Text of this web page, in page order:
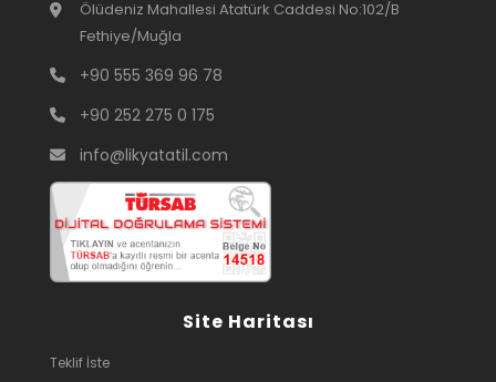
Ölüdeniz Mahallesi Atatürk Caddesi No:102/B
Fethiye/Muğla
+90 555 369 96 78
+90 252 275 0 175
info@likyatatil.com
Site Haritası
Teklif İste